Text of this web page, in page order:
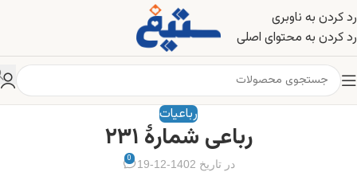
رد کردن به ناوبری
رد کردن به محتوای اصلی
رباعیات
رباعی شمارهٔ ۲۳۱
در تاریخ 1402-12-19 0